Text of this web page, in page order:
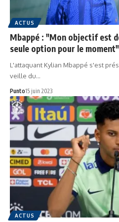
ACTUS
Mbappé : "Mon objectif est
seule option pour le moment"
L'attaquant Kylian Mbappé s'est
veille du…
Punto15 juin 2023
ACTUS